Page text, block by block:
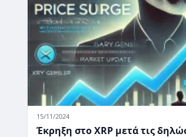
15/11/2024
Έκρηξη στο XRP μετά τις